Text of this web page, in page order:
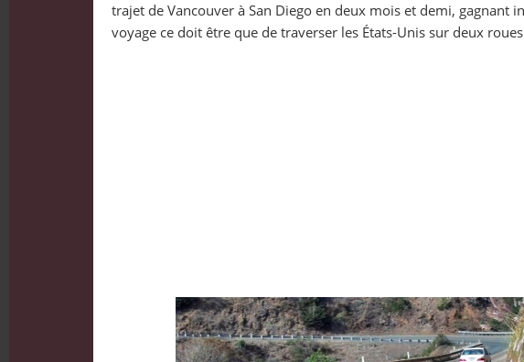
trajet de Vancouver à San Diego en deux mois et demi,
voyage ce doit être que de traverser les États-Unis sur deux